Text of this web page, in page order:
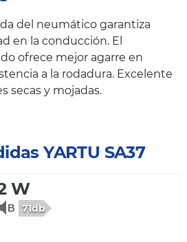
del neumático garantiza
en la conducción. El
ofrece mejor agarre en
a la rodadura. Excelente
secas y mojadas.
YARTU SA37
W
71db